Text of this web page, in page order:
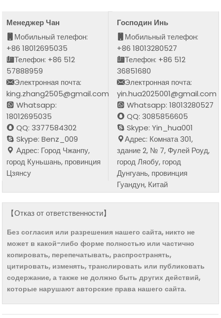
Менеджер Чан
Мобильный телефон:
+86 18012695035
Телефон: +86 512
57888959
Электронная почта:
king.zhang2505@gmail.com
Whatsapp:
18012695035
QQ: 3377584302
Skype: Benz_009
Адрес: Город Чжанпу,
город Куньшань, провинция
Цзянсу
Господин Инь
Мобильный телефон:
+86 18013280527
Телефон: +86 512
36851680
Электронная почта:
yin.hua2025001@gmail.com
Whatsapp: 18013280527
QQ: 3085856605
Skype: Yin_hua001
Адрес: Комната 301,
здание 2, № 7, Фулей Роуд,
город Ляобу, город
Дунгуань, провинция
Гуандун, Китай
【Отказ от ответственности】
Без согласия или разрешения нашего сайта, никто не
может в какой-либо форме полностью или частично
копировать, перепечатывать, распространять,
цитировать, изменять, транслировать или публиковать
содержание, а также не должно быть других действий,
которые нарушают авторские права нашего сайта.